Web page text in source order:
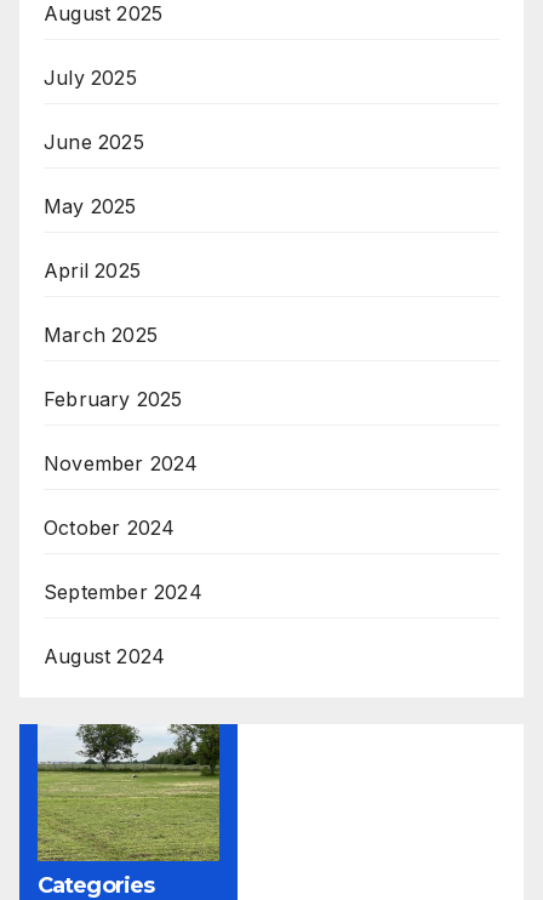
August 2025
July 2025
June 2025
May 2025
April 2025
March 2025
February 2025
November 2024
October 2024
September 2024
August 2024
Categories